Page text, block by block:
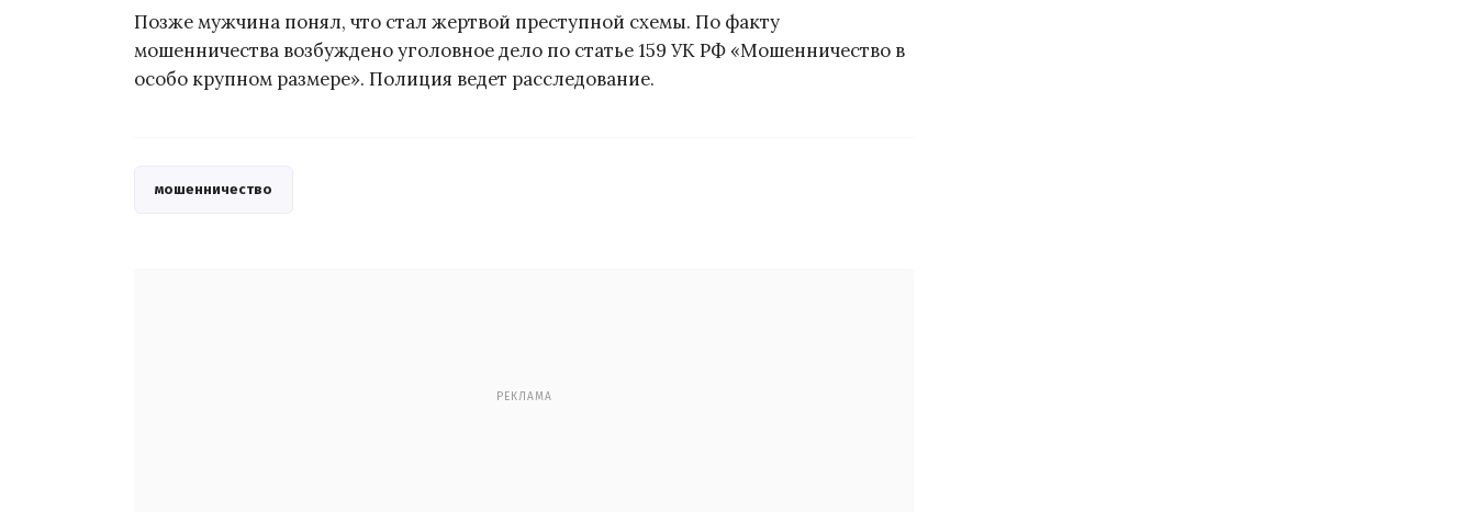
Позже мужчина понял, что стал жертвой преступной схемы. По факту
мошенничества возбуждено уголовное дело по статье 159 УК РФ «Мошенничество в
особо крупном размере». Полиция ведет расследование.
мошенничество
РЕКЛАМА